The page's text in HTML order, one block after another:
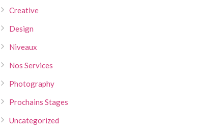
Creative
Design
Niveaux
Nos Services
Photography
Prochains Stages
Uncategorized